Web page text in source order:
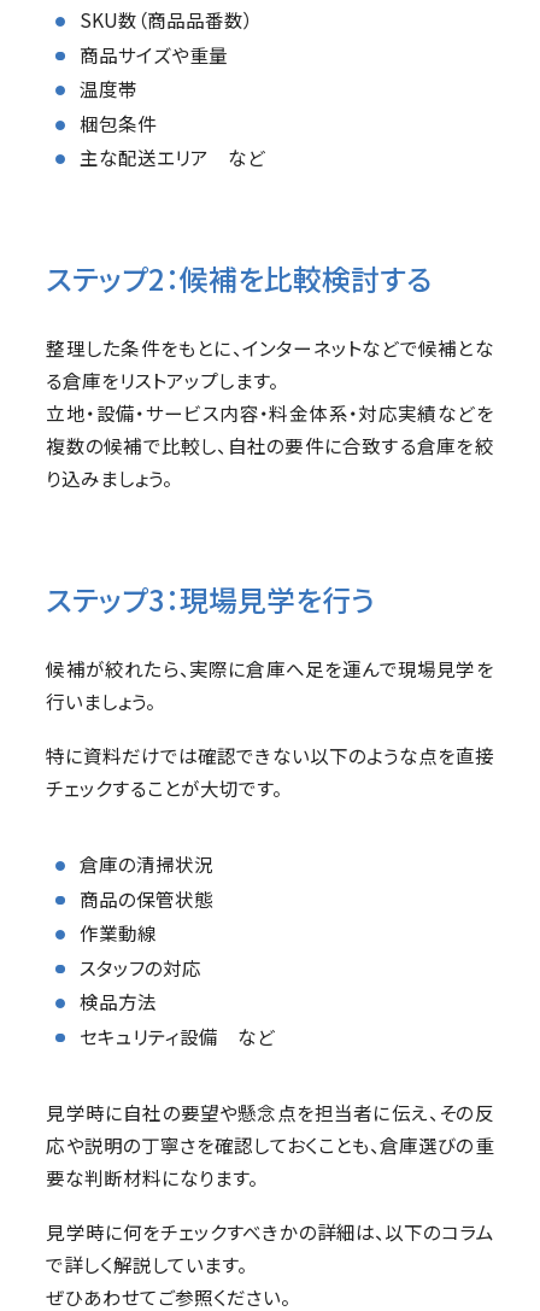
SKU数（商品品番数）
商品サイズや重量
温度帯
梱包条件
主な配送エリア など
ステップ2：候補を比較検討する
整理した条件をもとに、インターネットなどで候補とな
る倉庫をリストアップします。
立地・設備・サービス内容・料金体系・対応実績などを
複数の候補で比較し、自社の要件に合致する倉庫を絞
り込みましょう。
ステップ3：現場見学を行う
候補が絞れたら、実際に倉庫へ足を運んで現場見学を
行いましょう。
特に資料だけでは確認できない以下のような点を直接
チェックすることが大切です。
倉庫の清掃状況
商品の保管状態
作業動線
スタッフの対応
検品方法
セキュリティ設備 など
見学時に自社の要望や懸念点を担当者に伝え、その反
応や説明の丁寧さを確認しておくことも、倉庫選びの重
要な判断材料になります。
見学時に何をチェックすべきかの詳細は、以下のコラム
で詳しく解説しています。
ぜひあわせてご参照ください。